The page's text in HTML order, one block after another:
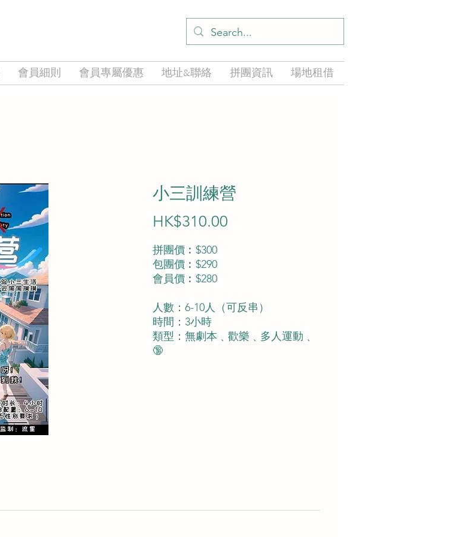
會員細則 會員專屬優惠 地址&聯絡 拼團資訊 場地租借
小三訓練營
HK$310.00
拼團價︰$300
包團價︰$290
會員價︰$280
人數：6-10人（可反串）
時間：3小時
類型：無劇本﹑歡樂﹑多人運動﹑
🔞